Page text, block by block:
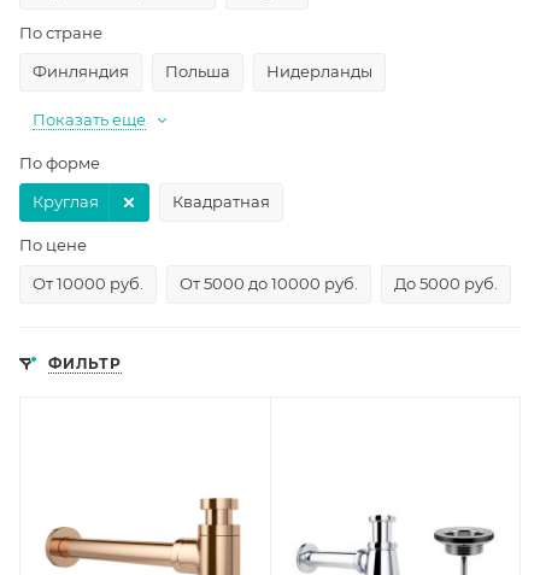
По стране
Финляндия
Польша Нидерланды
Показать еще
По форме
Круглая
Квадратная
По цене
От 10000 руб.
От 5000 до 10000 руб. До 5000 руб.
ФИЛЬТР